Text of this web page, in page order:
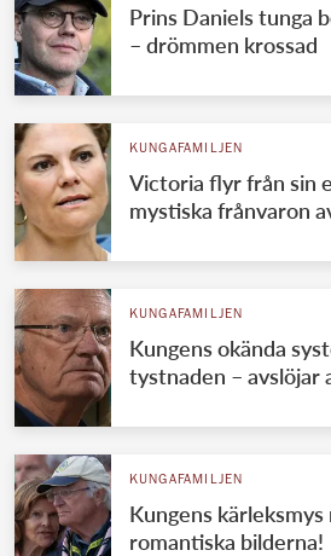
Prins Daniels tunga
– drömmen krossad
KUNGAFAMILJEN
Victoria flyr från sin
mystiska frånvaron
KUNGAFAMILJEN
Kungens okända
tystnaden – avslöjar
KUNGAFAMILJEN
Kungens kärleksmys
romantiska bilderna!